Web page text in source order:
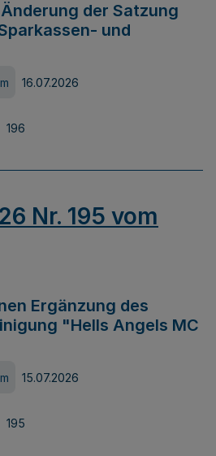
der Satzung
und
16.07.2026
196
Nr. 195 vom
Ergänzung des
"Hells Angels MC
15.07.2026
195